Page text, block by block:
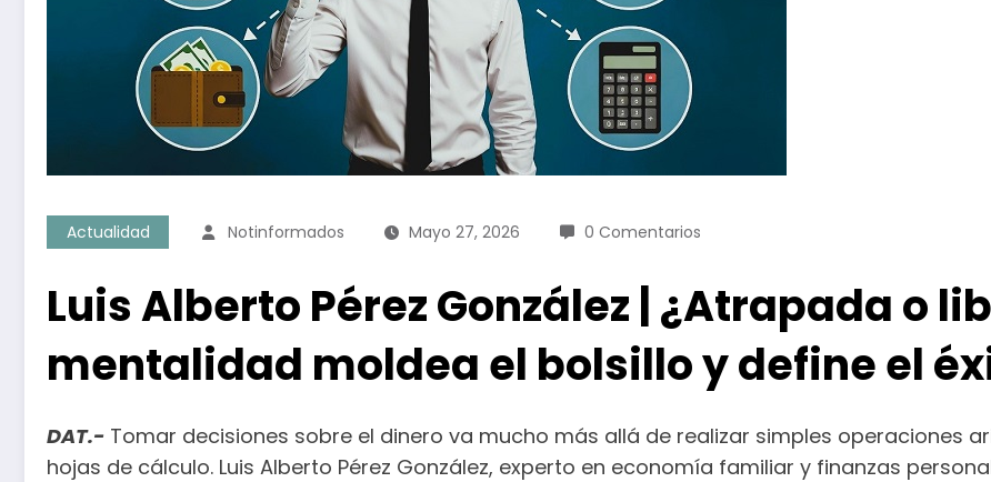
Actualidad Notinformados Mayo 27, 2026 0 Comentarios
Luis Alberto Pérez González | ¿Atrapada o
mentalidad moldea el bolsillo y define el
DAT.- Tomar decisiones sobre el dinero va mucho más allá de realizar simples operaciones
hojas de cálculo. Luis Alberto Pérez González, experto en economía familiar y finanzas